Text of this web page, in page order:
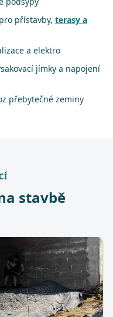
přístavby, terasy a
a elektro
jímky a napojení
přebytečné zeminy
stavbě